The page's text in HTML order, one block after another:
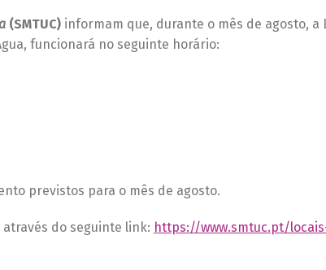
(SMTUC) informam que, durante o mês de agosto, a
funcionará no seguinte horário:
previstos para o mês de agosto.
do seguinte link: https://www.smtuc.pt/